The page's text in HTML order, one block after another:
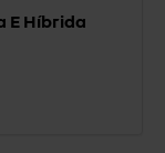
E Híbrida